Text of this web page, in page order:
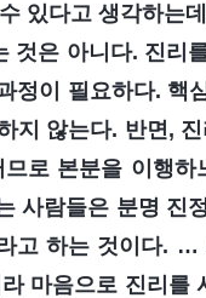
있다고 생각하는
것은 아니다. 진리
정이 필요하다. 핵
않는다. 반면,
로 본분을 이행
사람들은 분명 진
고 하는 것이다. …
마음으로 진리를